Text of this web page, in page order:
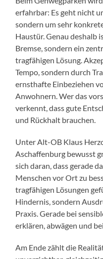
erfahrbar: Es geht nicht
sondern um sehr
Haustür. Genau deshalb
Bremse, sondern ein
tragfähigen Lösung.
Tempo, sondern durch
ernsthafte Einbeziehen
Anwohnern. Wer das
verkennt, dass gute
und Rückhalt brauchen.
Unter Alt-OB Klaus
Aschaffenburg bewusst
sich daran, dass gerade
Menschen vor Ort zu
tragfähigen Lösungen
Hindernis, sondern
Praxis. Gerade bei
erklären, abwägen und
Am Ende zählt die